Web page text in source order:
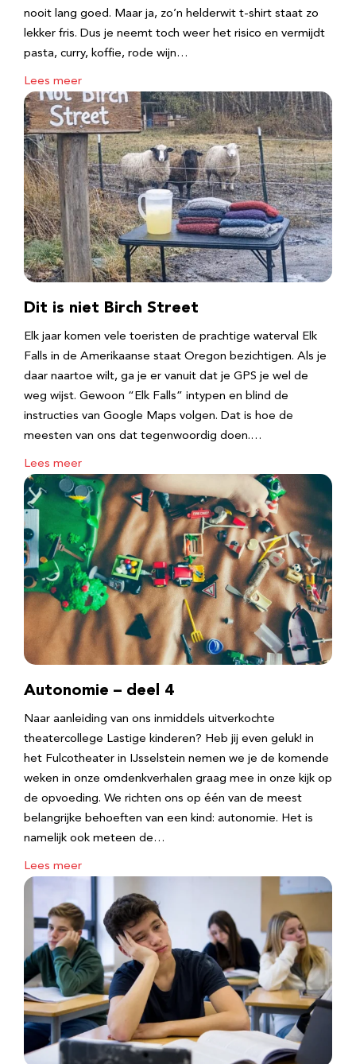
nooit lang goed. Maar ja, zo’n helderwit t-shirt staat zo
lekker fris. Dus je neemt toch weer het risico en vermijdt
pasta, curry, koffie, rode wijn…
Lees meer
Dit is niet Birch Street
Elk jaar komen vele toeristen de prachtige waterval Elk
Falls in de Amerikaanse staat Oregon bezichtigen. Als je
daar naartoe wilt, ga je er vanuit dat je GPS je wel de
weg wijst. Gewoon “Elk Falls” intypen en blind de
instructies van Google Maps volgen. Dat is hoe de
meesten van ons dat tegenwoordig doen.…
Lees meer
Autonomie – deel 4
Naar aanleiding van ons inmiddels uitverkochte
theatercollege Lastige kinderen? Heb jij even geluk! in
het Fulcotheater in IJsselstein nemen we je de komende
weken in onze omdenkverhalen graag mee in onze kijk op
de opvoeding. We richten ons op één van de meest
belangrijke behoeften van een kind: autonomie. Het is
namelijk ook meteen de…
Lees meer